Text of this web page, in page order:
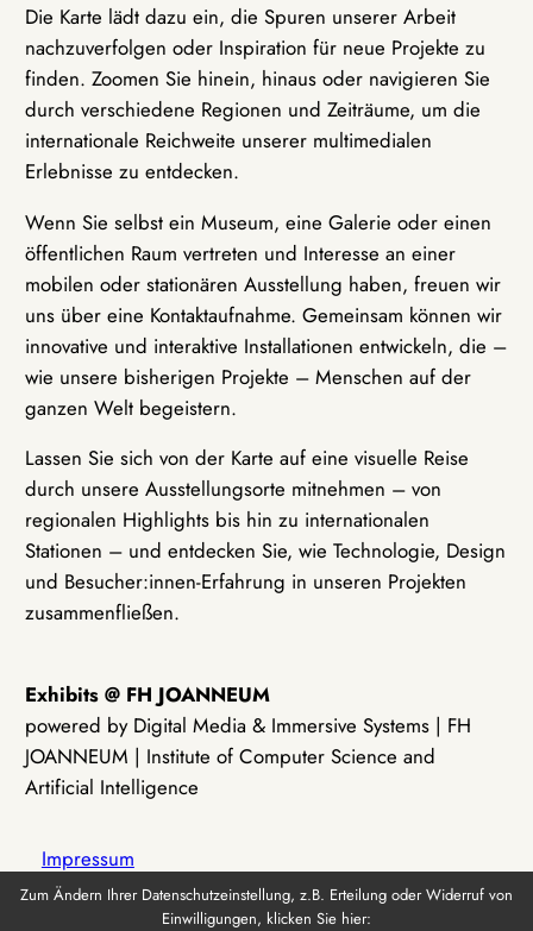
Die Karte lädt dazu ein, die Spuren unserer Arbeit
nachzuverfolgen oder Inspiration für neue Projekte zu
finden. Zoomen Sie hinein, hinaus oder navigieren Sie
durch verschiedene Regionen und Zeiträume, um die
internationale Reichweite unserer multimedialen
Erlebnisse zu entdecken.
Wenn Sie selbst ein Museum, eine Galerie oder einen
öffentlichen Raum vertreten und Interesse an einer
mobilen oder stationären Ausstellung haben, freuen wir
uns über eine Kontaktaufnahme. Gemeinsam können wir
innovative und interaktive Installationen entwickeln, die –
wie unsere bisherigen Projekte – Menschen auf der
ganzen Welt begeistern.
Lassen Sie sich von der Karte auf eine visuelle Reise
durch unsere Ausstellungsorte mitnehmen – von
regionalen Highlights bis hin zu internationalen
Stationen – und entdecken Sie, wie Technologie, Design
und Besucher:innen-Erfahrung in unseren Projekten
zusammenfließen.
Exhibits @ FH JOANNEUM
powered by Digital Media & Immersive Systems | FH
JOANNEUM | Institute of Computer Science and
Artificial Intelligence
Impressum
Zum Ändern Ihrer Datenschutzeinstellung, z.B. Erteilung oder Widerruf von
Einwilligungen, klicken Sie hier: